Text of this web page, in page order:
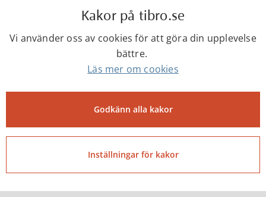
Ni får tillgång till portalen genom att skicka en
mailförfrågan till ekonomi@tibro.se.
leverantörsfakturaportal
Manual Proceedo
Påminnelser och inkassokrav
Betalningspåminnelser och inkassokrav skickas till
Kakor på tibro.se
Vi använder oss av cookies för att göra din upplevelse
bättre.
Läs mer om cookies
Godkänn alla kakor
Inställningar för kakor